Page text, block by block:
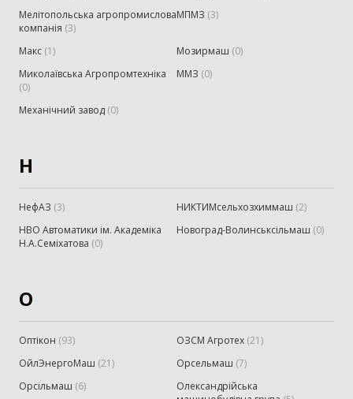
Мелітопольська агропромислова
компанія (3)
МПМЗ (3)
Макс (1) Мозирмаш (0)
Миколаївська Агропромтехніка
(0)
ММЗ (0)
Механічний завод (0)
Н
НефАЗ (3) НИКТИМсельхозхиммаш (2)
НВО Автоматики ім. Академіка
Н.А.Семіхатова (0)
Новоград-Волинськсільмаш (0)
О
Оптікон (93) ОЗСМ Агротех (21)
ОйлЭнергоМаш (21) Орсельмаш (7)
Орсільмаш (6)
Олександрійська